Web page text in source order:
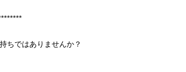
ちではありませんか？